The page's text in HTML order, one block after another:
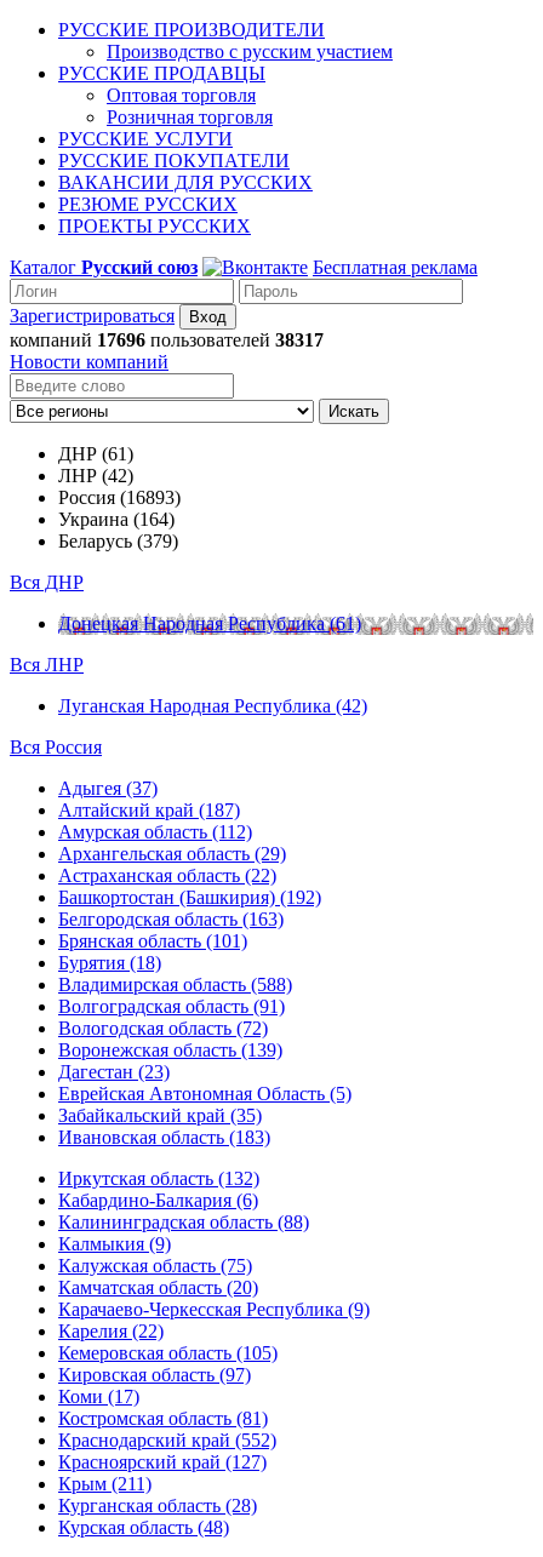
РУССКИЕ ПРОИЗВОДИТЕЛИ
Производство с русским участием
РУССКИЕ ПРОДАВЦЫ
Оптовая торговля
Розничная торговля
РУССКИЕ УСЛУГИ
РУССКИЕ ПОКУПАТЕЛИ
ВАКАНСИИ ДЛЯ РУССКИХ
РЕЗЮМЕ РУССКИХ
ПРОЕКТЫ РУССКИХ
Каталог Русский союз Бесплатная реклама
Зарегистрироваться
компаний 17696 пользователей 38317
Новости компаний
Искать
ДНР (61)
ЛНР (42)
Россия (16893)
Украина (164)
Беларусь (379)
Вся ДНР
Донецкая Народная Республика (61)
Вся ЛНР
Луганская Народная Республика (42)
Вся Россия
Адыгея (37)
Алтайский край (187)
Амурская область (112)
Архангельская область (29)
Астраханская область (22)
Башкортостан (Башкирия) (192)
Белгородская область (163)
Брянская область (101)
Бурятия (18)
Владимирская область (588)
Волгоградская область (91)
Вологодская область (72)
Воронежская область (139)
Дагестан (23)
Еврейская Автономная Область (5)
Забайкальский край (35)
Ивановская область (183)
Иркутская область (132)
Кабардино-Балкария (6)
Калининградская область (88)
Калмыкия (9)
Калужская область (75)
Камчатская область (20)
Карачаево-Черкесская Республика (9)
Карелия (22)
Кемеровская область (105)
Кировская область (97)
Коми (17)
Костромская область (81)
Краснодарский край (552)
Красноярский край (127)
Крым (211)
Курганская область (28)
Курская область (48)